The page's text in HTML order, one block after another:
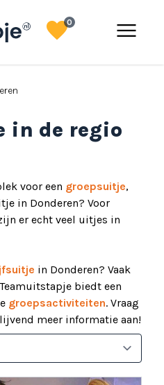
menu
favorite0
in de regio
voor een groepsuitje,
in Donderen? Voor
er echt veel uitjes in
in Donderen? Vaak
biedt een
groepsactiviteiten. Vraag
meer informatie aan!